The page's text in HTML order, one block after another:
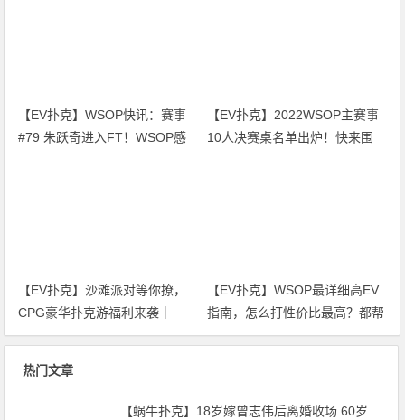
【EV扑克】WSOP快讯：赛事
#79 朱跃奇进入FT！WSOP感
【EV扑克】2022WSOP主赛事
10人决赛桌名单出炉！快来围
【EV扑克】沙滩派对等你撩，
CPG豪华扑克游福利来袭｜
WSOP金手链免费赛天天开打！
【EV扑克】WSOP最详细高EV
指南，怎么打性价比最高？都帮
你整理好了！
热门文章
【蜗牛扑克】18岁嫁曾志伟后离婚收场 60岁